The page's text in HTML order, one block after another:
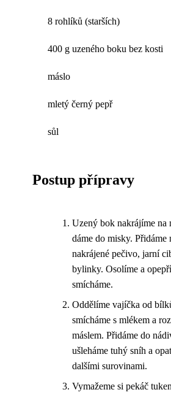
8 rohlíků (starších)
400 g uzeného boku bez kosti
máslo
mletý černý pepř
sůl
Postup přípravy
Uzený bok nakrájíme na
dáme do misky. Přidáme
nakrájené pečivo, jarní
bylinky. Osolíme a
smícháme.
Oddělíme vajíčka od
smícháme s mlékem a
máslem. Přidáme do
ušleháme tuhý sníh a
dalšími surovinami.
Vymažeme si pekáč